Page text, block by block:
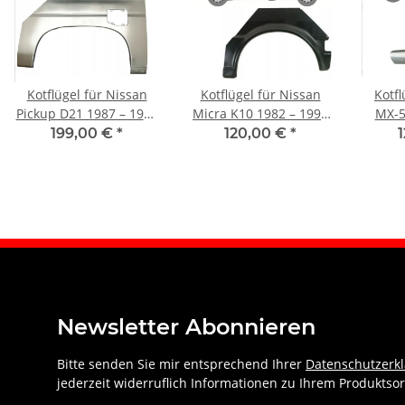
Kotflügel für Nissan
Pickup D21 1987 – 1997
hinten rechts
199,00 € *
Kotflügel für Nissan
Micra K10 1982 – 1992
3 Türer hinten links
120,00 € *
MX-
Newsletter Abonnieren
Bitte senden Sie mir entsprechend Ihrer
jederzeit widerruflich Informationen zu Ihrem